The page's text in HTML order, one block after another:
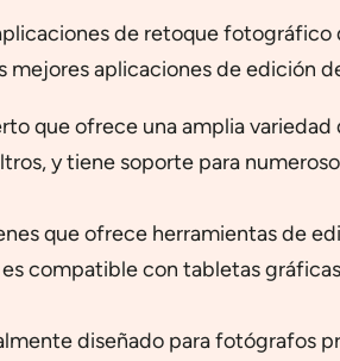
de retoque
aplicaciones de edición
que ofrece una amplia
y tiene soporte para
que ofrece herramientas de
compatible con tabletas
diseñado para fotógrafos